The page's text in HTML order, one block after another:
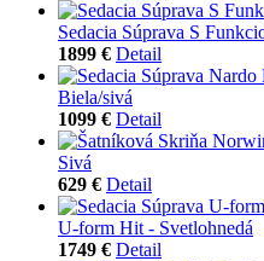
Sedacia Súprava S
1899 € Detail
Biela/sivá
1099 € Detail
Sivá
629 € Detail
U-form Hit - Svetlohnedá
1749 € Detail